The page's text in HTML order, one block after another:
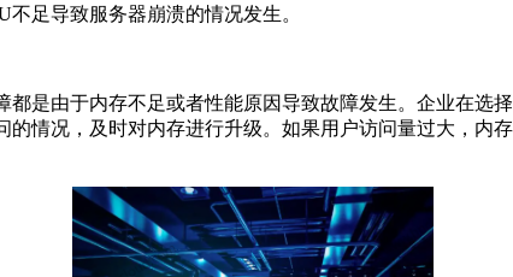
足导致服务器崩溃的情况发生。
是由于内存不足或者性能原因导致故障发生。企业在选
情况，及时对内存进行升级。如果用户访问量过大，内